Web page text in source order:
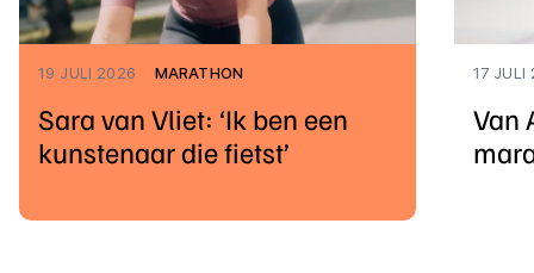
19 JULI 2026 MARATHON
Sara van Vliet: ‘Ik ben een
kunstenaar die fietst’
17 JULI
Van